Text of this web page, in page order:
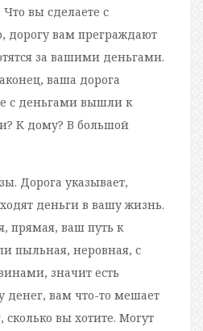
вы сделаете с
дорогу вам преграждают
за вашими деньгами.
ваша дорога
с деньгами вышли к
К дому? В большой
Дорога указывает,
деньги в вашу жизнь.
прямая, ваш путь к
пыльная, неровная, с
значит есть
денег, вам что-то мешает
сколько вы хотите. Могут